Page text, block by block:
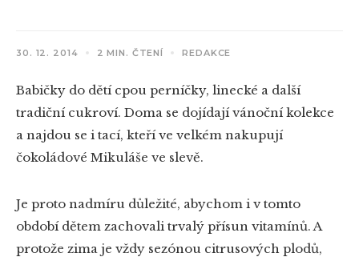
30. 12. 2014 2 MIN. ČTENÍ REDAKCE
Babičky do dětí cpou perníčky, linecké a další
tradiční cukroví. Doma se dojídají vánoční kolekce
a najdou se i tací, kteří ve velkém nakupují
čokoládové Mikuláše ve slevě.
Je proto nadmíru důležité, abychom i v tomto
období dětem zachovali trvalý přísun vitamínů. A
protože zima je vždy sezónou citrusových plodů,